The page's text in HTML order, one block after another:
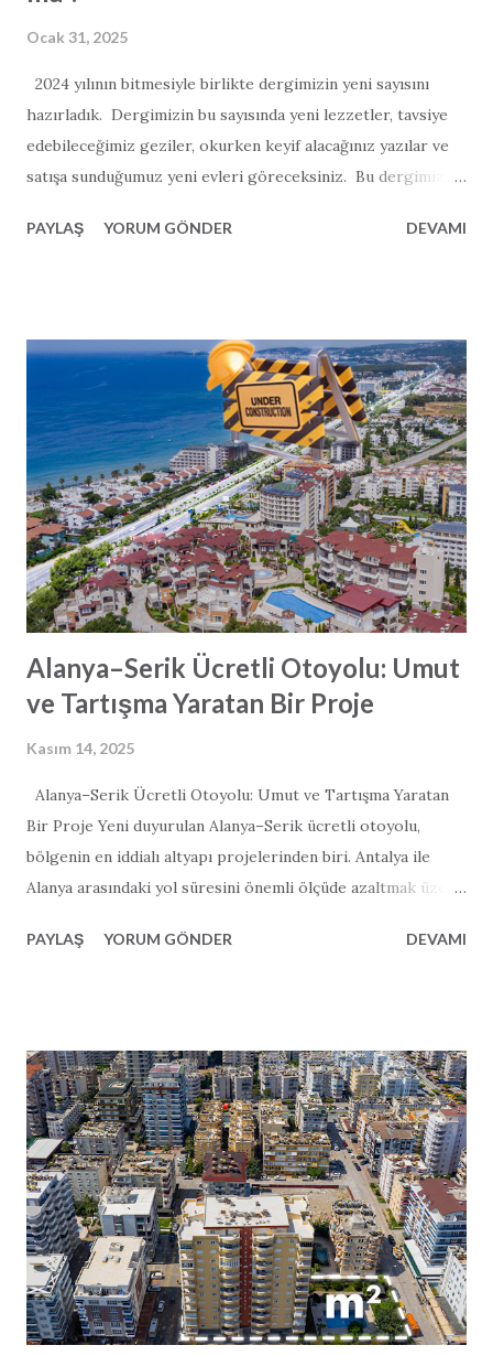
Ocak 31, 2025
2024 yılının bitmesiyle birlikte dergimizin yeni sayısını
hazırladık. Dergimizin bu sayısında yeni lezzetler, tavsiye
edebileceğimiz geziler, okurken keyif alacağınız yazılar ve
satışa sunduğumuz yeni evleri göreceksiniz. Bu dergimiz
manzara fotoğrafı ve daha çok haberler barındırmakta.
PAYLAŞ YORUM GÖNDER DEVAMI
Alanya–Serik Ücretli Otoyolu: Umut
ve Tartışma Yaratan Bir Proje
Kasım 14, 2025
Alanya–Serik Ücretli Otoyolu: Umut ve Tartışma Yaratan
Bir Proje Yeni duyurulan Alanya–Serik ücretli otoyolu,
bölgenin en iddialı altyapı projelerinden biri. Antalya ile
Alanya arasındaki yol süresini önemli ölçüde azaltmak üzere
ölçüde azaltılmış yol süresi ve turizme büyük bir destek
durumda. Vaat: Daha Hızlı Ulaşım ve Ekonomik Büyüme
Türk hükümeti Alanya–Serik otoyolunu “oyun değiştirici”
olarak tanımlıyor. Yetkililere göre otoyol, modern tasarımı
sayesinde mevcut 2,5 saatlik seyahat süresini yalnızca 36
dakikaya indirecek. Proje; 84 km ana yol, 38 km bağlantı yolu,
8 tünel ve 19 viyadükten oluşuyor ve saatte 140 km hıza
uygun şekilde planlanmış. Zaman tasarrufunun ötesinde
otoyol, bölgesel kalkınmayı hızlandıracak bir adım olarak
görülüyor. Daha iyi bağla...
PAYLAŞ YORUM GÖNDER DEVAMI